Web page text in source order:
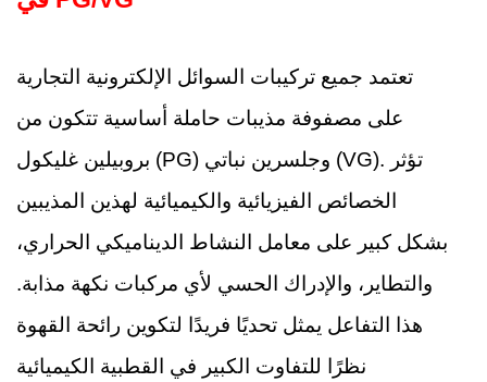
تعتمد جميع تركيبات السوائل الإلكترونية التجارية
على مصفوفة مذيبات حاملة أساسية تتكون من
بروبيلين غليكول (PG) وجلسرين نباتي (VG). تؤثر
الخصائص الفيزيائية والكيميائية لهذين المذيبين
بشكل كبير على معامل النشاط الديناميكي الحراري،
والتطاير، والإدراك الحسي لأي مركبات نكهة مذابة.
هذا التفاعل يمثل تحديًا فريدًا لتكوين رائحة القهوة
نظرًا للتفاوت الكبير في القطبية الكيميائية